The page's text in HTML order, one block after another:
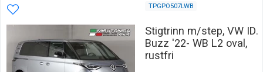
TPGPO507LWB
Stigtrinn m/step, VW ID.
Buzz '22- WB L2 oval,
rustfri